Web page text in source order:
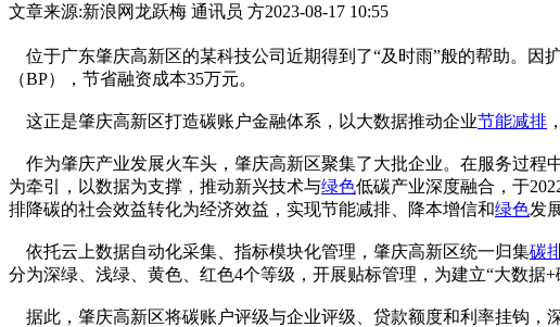
文章来源:新浪网龙跃梅 通讯员 方2023-08-17 10:55
位于广东肇庆高新区的某科技公司近期得到了“及时雨”般的帮助。因
（BP），节省融资成本35万元。
这正是肇庆高新区打造碳账户金融体系，以大数据推动企业节能减排
作为肇庆产业发展火车头，肇庆高新区聚集了大批企业。在服务过程
为牵引，以数据为支撑，推动新兴技术与绿色低碳产业深度融合，于
排降碳的社会效益转化为经济效益，实现节能减排、降本增信和绿色发
依托云上数据自动化采集、指标模块化管理，肇庆高新区统一归集碳
分为深绿、浅绿、黄色、红色4个等级，开展贴标管理，为建立“大数据
据此，肇庆高新区将碳账户评级与企业评级、贷款额度和利率挂钩，